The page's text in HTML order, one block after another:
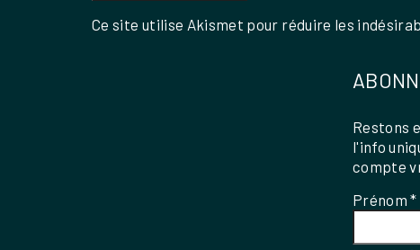
Ce site utilise Akismet pour réduire les
Restons
l'info
compte
Prénom*